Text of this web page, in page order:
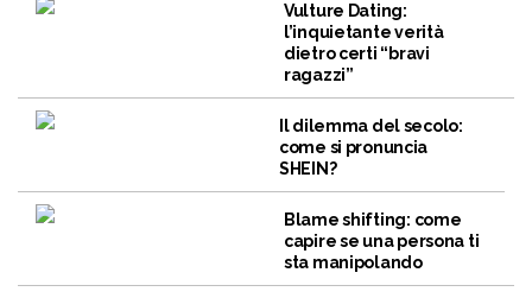
Vulture Dating:
l’inquietante verità
dietro certi “bravi
ragazzi”
Il dilemma del secolo:
come si pronuncia
SHEIN?
Blame shifting: come
capire se una persona ti
sta manipolando